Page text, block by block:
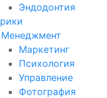
Эндодонтия
Менеджмент
Маркетинг
Психология
Управление
Фотография